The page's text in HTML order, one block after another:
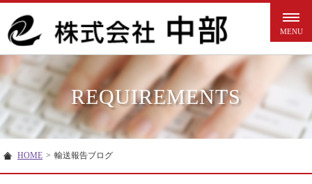
REQUIREMENTS
HOME > 輸送報告ブログ